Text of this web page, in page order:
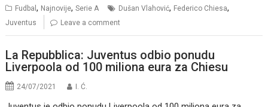
Fudbal, Najnovije,Serie A Dušan Vlahović, Federico Chiesa,
Juventus Leave a comment
La Repubblica: Juventus odbio ponudu
Liverpoola od 100 miliona eura za Chiesu
24/07/2021 I. Ć.